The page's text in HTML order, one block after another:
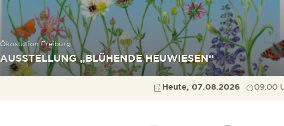
Ökostation Freiburg
AUSSTELLUNG „BLÜHENDE HEUWIESEN“
Heute, 07.08.2026 09:00